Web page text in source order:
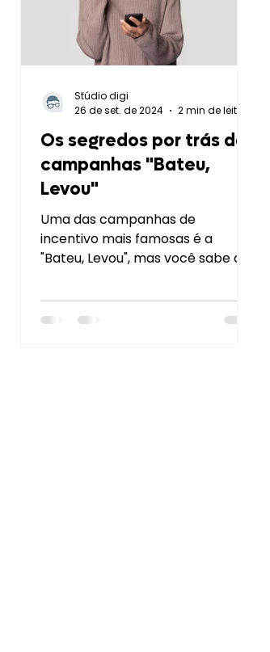
Os segredos por trás das
campanhas "Bateu,
Levou"
Uma das campanhas de
incentivo mais famosas é a
"Bateu, Levou", mas você sabe o
principais...
Stúdio digi
26 de set. de 2024